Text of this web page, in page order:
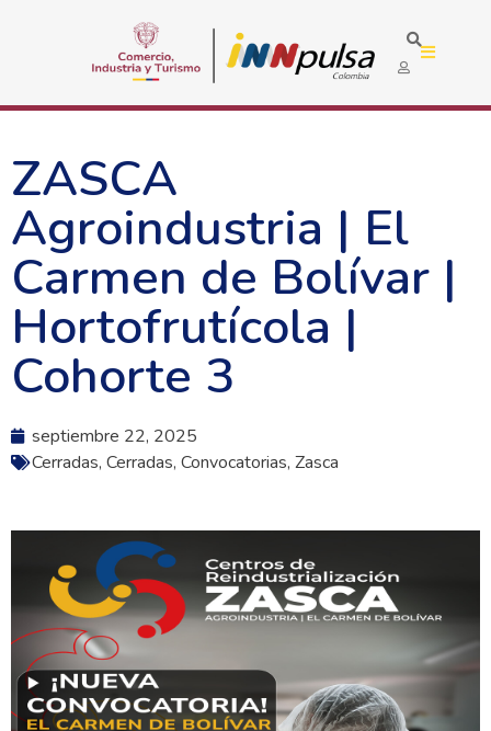
ZASCA
Agroindustria | El
Carmen de Bolívar |
Hortofrutícola |
Cohorte 3
septiembre 22, 2025
Cerradas, Cerradas, Convocatorias, Zasca